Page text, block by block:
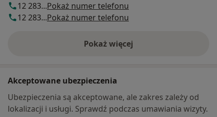
12 283...Pokaż numer telefonu
12 283...Pokaż numer telefonu
Pokaż więcej
o adresie
Akceptowane ubezpieczenia
Ubezpieczenia są akceptowane, ale zakres zależy od
lokalizacji i usługi. Sprawdź podczas umawiania wizyty.